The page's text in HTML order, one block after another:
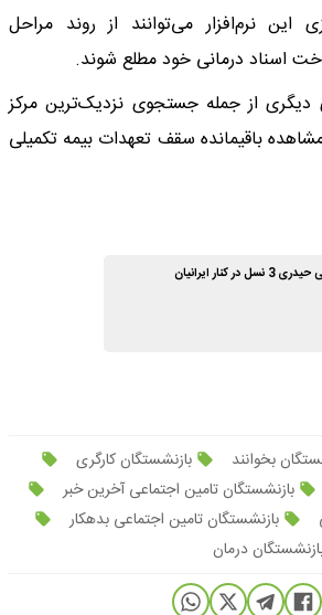
این نرم‌افزار می‌توانند از روند مراحل
اسناد درمانی خود مطلع شوند.
دیگری از جمله جستجوی نزدیک‌ترین مرکز
باقیمانده سقف تعهدات بیمه تکمیلی
در کنار ایرانیان
بخوانند
بازنشستگان کارگری
بازنشستگان تامین اجتماعی آخرین خبر
بازنشستگان تامین اجتماعی بدهکار
درمان